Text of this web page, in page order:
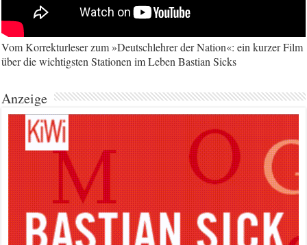
Vom Korrekturleser zum »Deutschlehrer der Nation«: ein kurzer Film
über die wichtigsten Stationen im Leben Bastian Sicks
Anzeige